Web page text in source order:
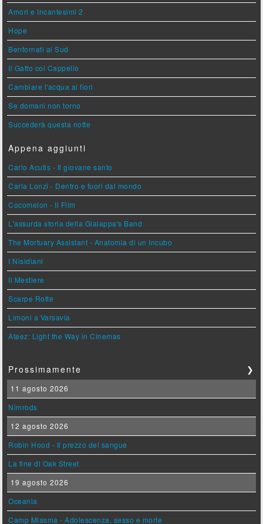
Amori e Incantesimi 2
Hope
Bentornati al Sud
Il Gatto col Cappello
Cambiare l'acqua ai fiori
Se domani non torno
Succederà questa notte
Appena aggiunti
Carlo Acutis - Il giovane santo
Carla Lonzi - Dentro e fuori dal mondo
Cocomelon - Il Film
L'assurda storia della Gialappa's Band
The Mortuary Assistant - Anatomia di un Incubo
I Nisidiani
Il Mestiere
Scarpe Rotte
Limoni a Varsavia
Ateez: Light the Way in Cinemas
Prossimamente ❯
11 agosto 2026
Nimrods
12 agosto 2026
Robin Hood - Il prezzo del sangue
La fine di Oak Street
19 agosto 2026
Oceania
Camp Miasma - Adolescenza, sesso e morte